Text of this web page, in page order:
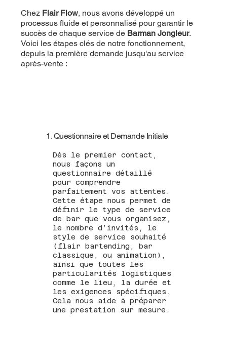
Chez Flair Flow, nous avons développé un
processus fluide et personnalisé pour garantir le
succès de chaque service de Barman Jongleur.
Voici les étapes clés de notre fonctionnement,
depuis la première demande jusqu'au service
après-vente :
1. Questionnaire et Demande Initiale
Dès le premier contact,
nous façons un
questionnaire détaillé
pour comprendre
parfaitement vos attentes.
Cette étape nous permet de
définir le type de service
de bar que vous organisez,
le nombre d’invités, le
style de service souhaité
(flair bartending, bar
classique, ou animation),
ainsi que toutes les
particularités logistiques
comme le lieu, la durée et
les exigences spécifiques.
Cela nous aide à préparer
une prestation sur mesure.